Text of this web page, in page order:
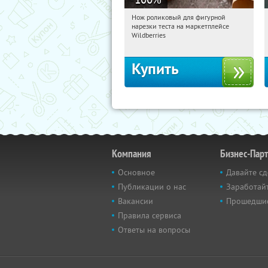
09:31:53 Получили:
Россия
Нож роликовый для фигурной
нарезки теста на маркетплейсе
Wildberries
Купить
Компания
Основное
Публикации о нас
Вакансии
Правила сервиса
Ответы на вопросы
Бизнес-
Давайте